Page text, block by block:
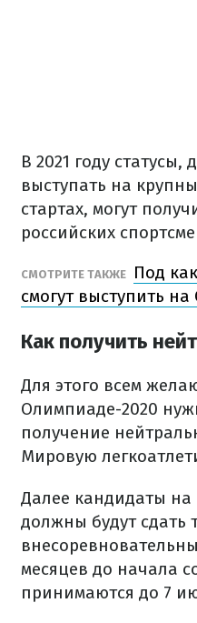
В 2021 году
выступать на
стартах, могут
российских
СМОТРИТЕ ТАКЖЕ
Под
смогут выступить
Как получить
Для этого всем
Олимпиаде-2020
получение
Мировую
Далее кандидаты на
должны будут сдать
месяцев до начала
принимаются до 7